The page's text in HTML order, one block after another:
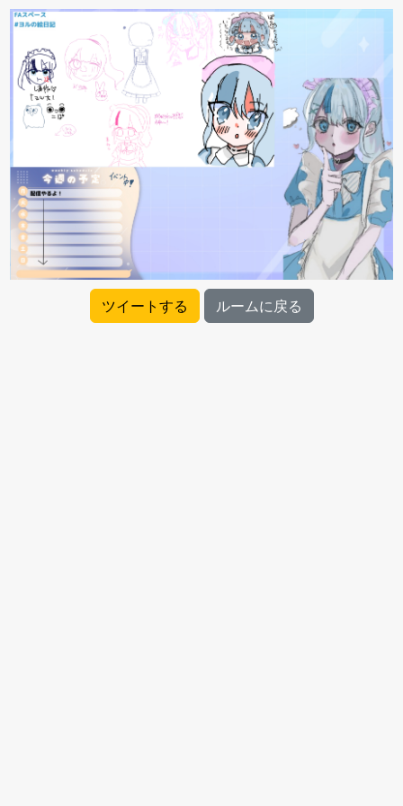
ツイートする ルームに戻る